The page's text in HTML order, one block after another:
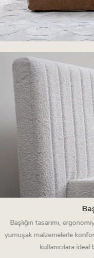
Başlığın tasarımı,
yumuşak malzemelerle
kullanıcılara